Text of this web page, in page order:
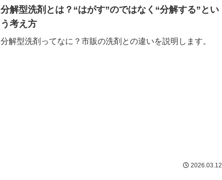
分解型洗剤とは？“はがす”のではなく“分解する”とい
う考え方
分解型洗剤ってなに？市販の洗剤との違いを説明します。
2026.03.12